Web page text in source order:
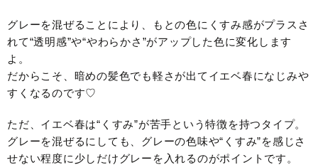
グレーを混ぜることにより、もとの色にくすみ感がプラスさ
れて“透明感”や“やわらかさ”がアップした色に変化します
よ。
だからこそ、暗めの髪色でも軽さが出てイエベ春になじみや
すくなるのです♡
ただ、イエベ春は“くすみ”が苦手という特徴を持つタイプ。
グレーを混ぜるにしても、グレーの色味や“くすみ”を感じさ
せない程度に少しだけグレーを入れるのがポイントです。